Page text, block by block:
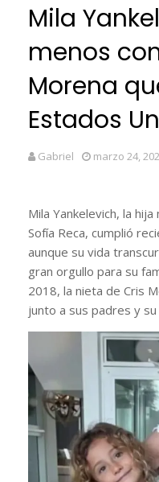
Mila
menos
Morena
Estados
Gabriel marzo 24,
Mila Yankelevich, la
Sofía Reca, cumplió
aunque su vida
gran orgullo para su
2018, la nieta de Cris
junto a sus padres y